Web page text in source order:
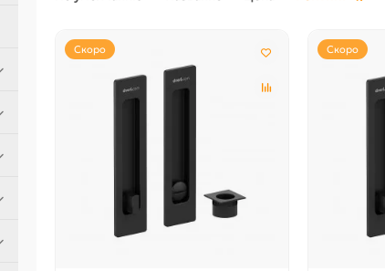
Скоро Скоро